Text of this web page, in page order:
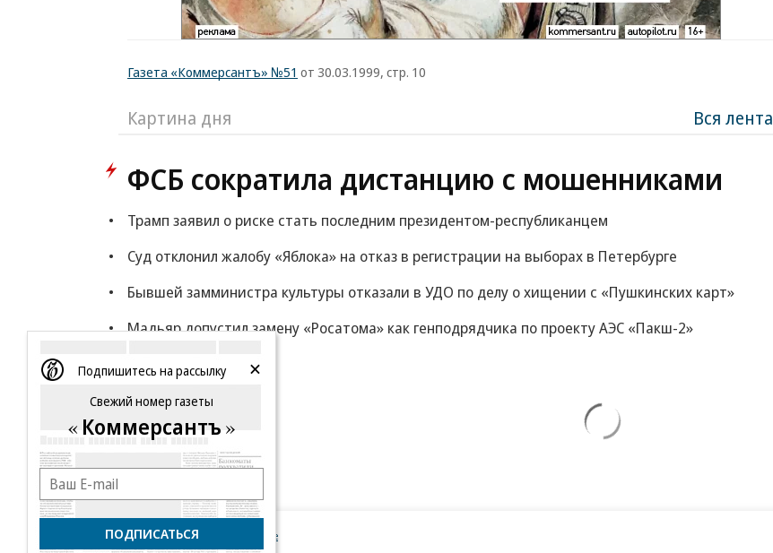
Газета «Коммерсантъ» №51 от 30.03.1999, стр. 10
Картина дня Вся лента
ФСБ сократила дистанцию с мошенниками
Трамп заявил о риске стать последним президентом-республиканцем
Суд отклонил жалобу «Яблока» на отказ в регистрации на выборах в Петербурге
Бывшей замминистра культуры отказали в УДО по делу о хищении с «Пушкинских карт»
Мадьяр допустил замену «Росатома» как генподрядчика по проекту АЭС «Пакш-2»
Новости компаний Все
Подпишитесь на рассылку
Свежий номер газеты
Коммерсантъ
ПОДПИСАТЬСЯ